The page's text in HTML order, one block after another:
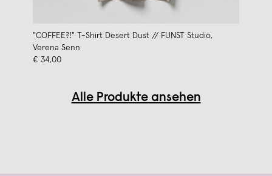
"COFFEE?!" T-Shirt Desert Dust // FUNST Studio,
Verena Senn
€ 34,00
Alle Produkte ansehen